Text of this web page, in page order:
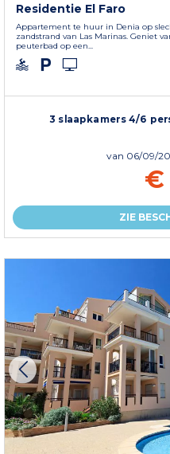
Residentie El Faro
Appartement te huur in Denia op
zandstrand van Las Marinas. Geniet
peuterbad op een...
3 slaapkamers 4/6
van 06/09/
€
ZIE